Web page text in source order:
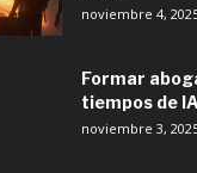
noviembre 4,
Formar
tiempos de IA
noviembre 3,